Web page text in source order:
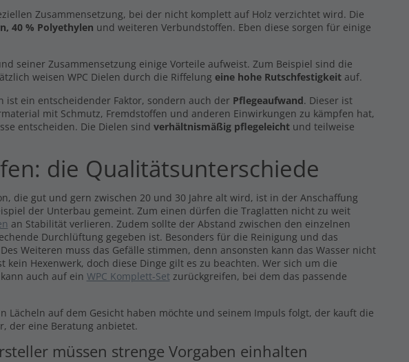
Zusammensetzung, bei der nicht komplett auf Holz verzichtet wird. Die
40 % Polyethylen und weiteren Verbundstoffen. Eben diese sorgen für einige
seiner Zusammensetzung einige Vorteile aufweist. Zum Beispiel sind die
weisen WPC Dielen durch die Riffelung eine hohe Rutschfestigkeitauf.
ist ein entscheidender Faktor, sondern auch der Pflegeaufwand. Dieser ist
mit Schmutz, Fremdstoffen und anderen Einwirkungen zu kämpfen hat,
entscheiden. Die Dielen sind verhältnismäßig pflegeleichtund teilweise
die Qualitätsunterschiede
die gut und gern zwischen 20 und 30 Jahre alt wird, ist in der Anschaffung
der Unterbau gemeint. Zum einen dürfen die Traglatten nicht zu weit
an Stabilität verlieren. Zudem sollte der Abstand zwischen den einzelnen
Durchlüftung gegeben ist. Besonders für die Reinigung und das
Weiteren muss das Gefälle stimmen, denn ansonsten kann das Wasser nicht
Hexenwerk, doch diese Dinge gilt es zu beachten. Wer sich um die
auch auf ein WPC Komplett-Setzurückgreifen, bei dem das passende
Lächeln auf dem Gesicht haben möchte und seinem Impuls folgt, der kauft die
der eine Beratung anbietet.
müssen strenge Vorgaben einhalten
zzgl. Versand
-beidseitig-
€
zzgl.Versand